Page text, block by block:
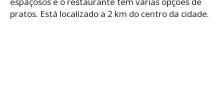
pratos. Está localizado a 2 km do centro da cidade.